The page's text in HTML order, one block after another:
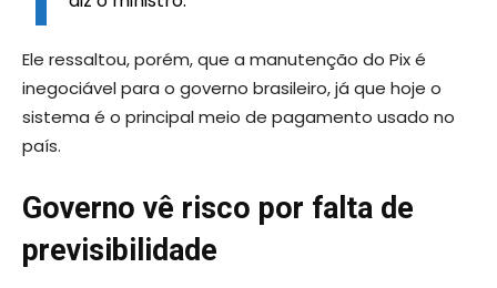
Ele ressaltou, porém, que a manutenção do Pix é
inegociável para o governo brasileiro, já que hoje o
sistema é o principal meio de pagamento usado no
país.
Governo vê risco por falta de
previsibilidade